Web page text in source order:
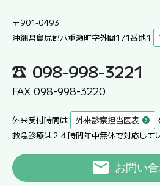
〒901-0493
沖縄県島尻郡八重瀬町字外間171番地1
098-998-3221
FAX 098-998-3220
外来受付時間は 外来診察担当医表
救急診療は２４時間年中無休で対応して
お問い